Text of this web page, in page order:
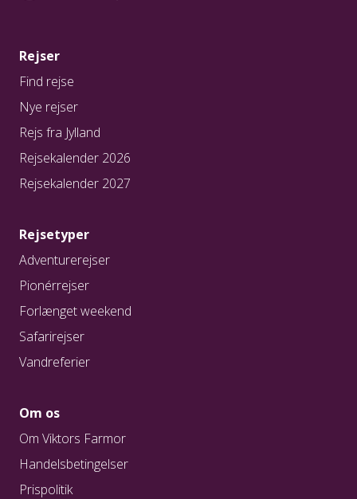
Andalusien
I den sydlige region af Spanien kan
vintertemperaturer, mens sommeren er varm og
tør. De bedste tider at besøge Andalusien på er
marts til maj og oktober til november. Her er der
appelsintræernes blomster, når de springer ud,
mens man i efteråret kan smage de solmodne,
foråret er dagtemperaturen mellem 22-27 grader,
mens det i efteråret er 20-32 grader – dog skal
den høje temperatur ikke afskrække, da
ubehageligt.
Mallorca
Fra marts til maj ligger temperaturen ved kysten
på ca. 15-22 grader og der er risiko for et par
byger, derudover er temperaturen altid køligere
Rejser
Find rejse
Nye rejser
Rejs fra Jylland
Rejsekalender 2026
Rejsekalender 2027
Rejsetyper
Adventurerejser
Pionérrejser
Forlænget weekend
Safarirejser
Vandreferier
Om os
Om Viktors Farmor
Handelsbetingelser
Prispolitik